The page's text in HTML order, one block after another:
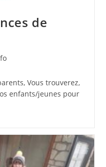
de
Vous trouverez,
enfants/jeunes pour